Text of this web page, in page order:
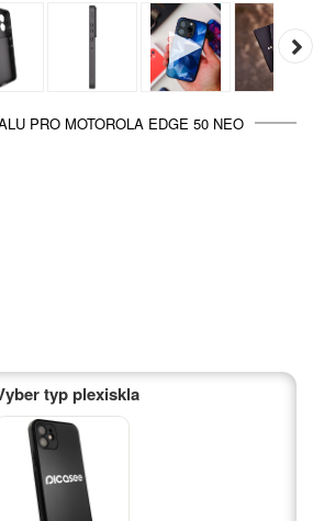
PRO MOTOROLA EDGE 50 NEO
typ plexiskla